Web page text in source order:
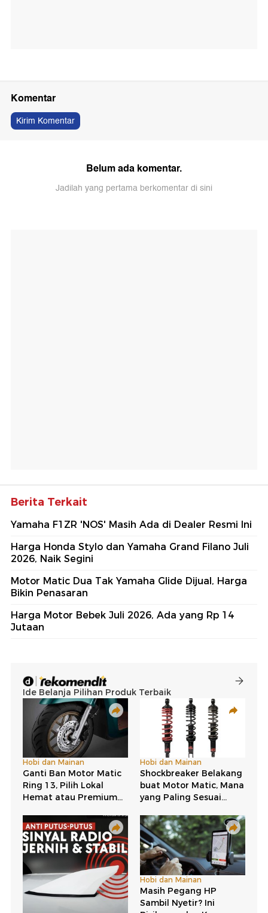
Komentar
Kirim Komentar
Belum ada komentar.
Jadilah yang pertama berkomentar di sini
Berita Terkait
Yamaha F1ZR 'NOS' Masih Ada di Dealer Resmi Ini
Harga Honda Stylo dan Yamaha Grand Filano Juli
2026, Naik Segini
Motor Matic Dua Tak Yamaha Glide Dijual, Harga
Bikin Penasaran
Harga Motor Bebek Juli 2026, Ada yang Rp 14
Jutaan